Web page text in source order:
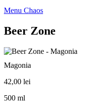
Menu Chaos
Beer Zone
Magonia
42,00 lei
500 ml